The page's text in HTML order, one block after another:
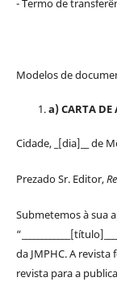
- Termo de
Modelos de
a) CARTA DE
Cidade, _[dia]__ de
Prezado Sr. Editor,
Submetemos à sua
da JMPHC. A
revista para a